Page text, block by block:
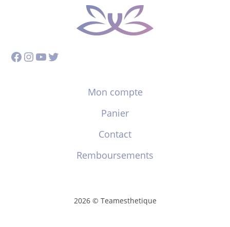
Facebook
Instagram
YouTube
Twitter
Mon compte
Panier
Contact
Remboursements
2026 © Teamesthetique